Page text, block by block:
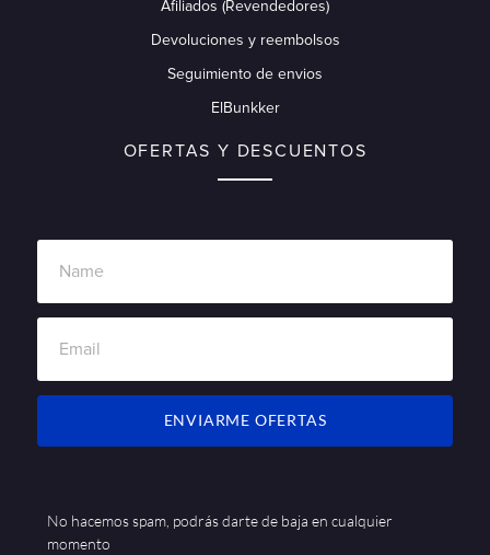
Afiliados (Revendedores)
Devoluciones y reembolsos
Seguimiento de envios
ElBunkker
OFERTAS Y DESCUENTOS
ENVIARME OFERTAS
No hacemos spam, podrás darte de baja en cualquier
momento